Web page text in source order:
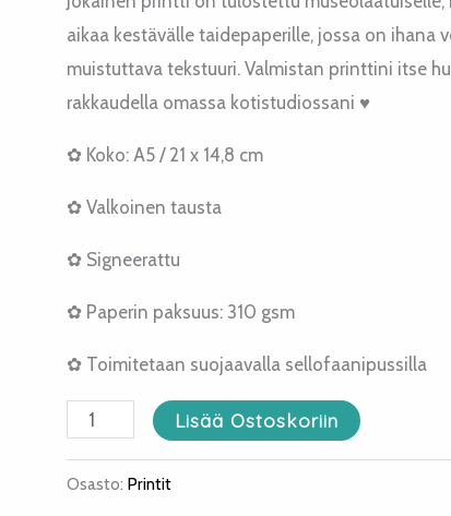
aikaa kestävälle taidepaperille, jossa on ihana
muistuttava tekstuuri. Valmistan printtini itse
rakkaudella omassa kotistudiossani ♥
✿ Koko: A5 / 21 x 14,8 cm
✿ Valkoinen tausta
✿ Signeerattu
✿ Paperin paksuus: 310 gsm
✿ Toimitetaan suojaavalla sellofaanipussilla
Lisää Ostoskoriin
Osasto: Printit